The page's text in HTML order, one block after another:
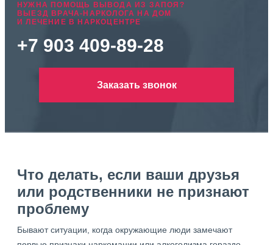
НУЖНА ПОМОЩЬ ВЫВОДА ИЗ ЗАПОЯ?
ВЫЕЗД ВРАЧА-НАРКОЛОГА НА ДОМ
И ЛЕЧЕНИЕ В НАРКОЦЕНТРЕ
+7 903 409-89-28
Заказать звонок
Что делать, если ваши друзья
или родственники не признают
проблему
Бывают ситуации, когда окружающие люди замечают